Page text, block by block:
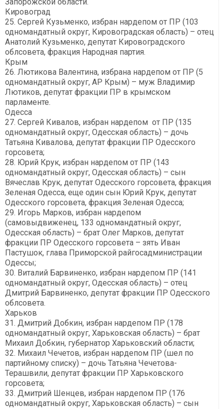
Кировоград
25. Сергей Кузьменко, избран нардепом от ПР (103
одномандатный округ, Кировоградская область) – отец
Анатолий Кузьменко, депутат Кировоградского
облсовета, фракция Народная партия.
Крым
26. Лютикова Валентина, избрана нардепом от ПР (5
одномандатный округ, АР Крым) – муж Владимир
Лютиков, депутат фракции ПР в крымском
парламенте.
Одесса
27. Сергей Кивалов, избран нардепом от ПР (135
одномандатный округ, Одесская область) – дочь
Татьяна Кивалова, депутат фракции ПР Одесского
горсовета;
28. Юрий Крук, избран нардепом от ПР (143
одномандатный округ, Одесская область) – сын
Вячеслав Крук, депутат Одесского горсовета, фракция
Зеленая Одесса, еще один сын Юрий Крук, депутат
Одесского горсовета, фракция Зеленая Одесса;
29. Игорь Марков, избран нардепом
(самовыдвиженец, 133 одномандатный округ,
Одесская область) – брат Олег Марков, депутат
фракции ПР Одесского горсовета – зять Иван
Пастушок, глава Приморской райгосадминистрации
Одессы;
30. Виталий Барвиненко, избран нардепом ПР (141
одномандатный округ, Одесская область) – отец
Дмитрий Барвиненко, депутат фракции ПР Одесского
облсовета.
Харьков
31. Дмитрий Добкин, избран нардепом ПР (178
одномандатный округ, Харьковская область) – брат
Михаил Добкин, губернатор Харьковский области;
32. Михаил Чечетов, избран нардепом ПР (шел по
партийному списку) – дочь Татьяна Чечетова-
Терашвили, депутат фракции ПР Харьковского
горсовета;
33. Дмитрий Шенцев, избран нардепом ПР (176
одномандатный округ, Харьковская область) – сын